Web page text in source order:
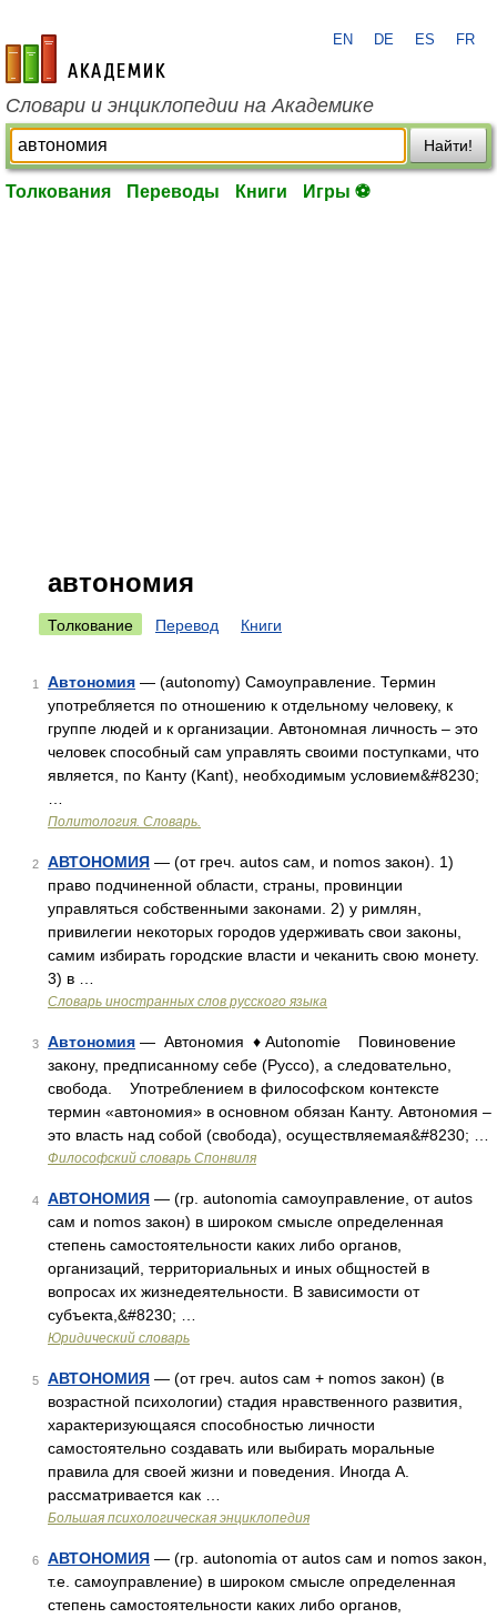
academic.ru
EN DE ES FR
Словари и энциклопедии на Академике
Найти!
Толкования Переводы Книги Игры ⚽
автономия
Толкование Перевод Книги
1 Автономия — (autonomy) Самоуправление. Термин
употребляется по отношению к отдельному человеку, к
группе людей и к организации. Автономная личность – это
человек способный сам управлять своими поступками, что
является, по Канту (Kant), необходимым условием&#8230;
Политология. Словарь.
2 АВТОНОМИЯ — (от греч. autos сам, и nomos закон). 1)
право подчиненной области, страны, провинции
управляться собственными законами. 2) у римлян,
привилегии некоторых городов удерживать свои законы,
самим избирать городские власти и чеканить свою монету.
3) в …
Словарь иностранных слов русского языка
3 Автономия — Автономия ♦ Autonomie Повиновение
закону, предписанному себе (Руссо), а следовательно,
свобода. Употреблением в философском контексте
термин «автономия» в основном обязан Канту. Автономия –
это власть над собой (свобода), осуществляемая&#8230; …
Философский словарь Спонвиля
4 АВТОНОМИЯ — (гр. autonomia самоуправление, от autos
сам и nomos закон) в широком смысле определенная
степень самостоятельности каких либо органов,
организаций, территориальных и иных общностей в
вопросах их жизнедеятельности. В зависимости от
субъекта,&#8230; …
Юридический словарь
5 АВТОНОМИЯ — (от греч. autos сам + nomos закон) (в
возрастной психологии) стадия нравственного развития,
характеризующаяся способностью личности
самостоятельно создавать или выбирать моральные
правила для своей жизни и поведения. Иногда А.
рассматривается как …
Большая психологическая энциклопедия
6 АВТОНОМИЯ — (гр. autonomia от autos сам и nomos закон,
т.е. самоуправление) в широком смысле определенная
степень самостоятельности каких либо органов,